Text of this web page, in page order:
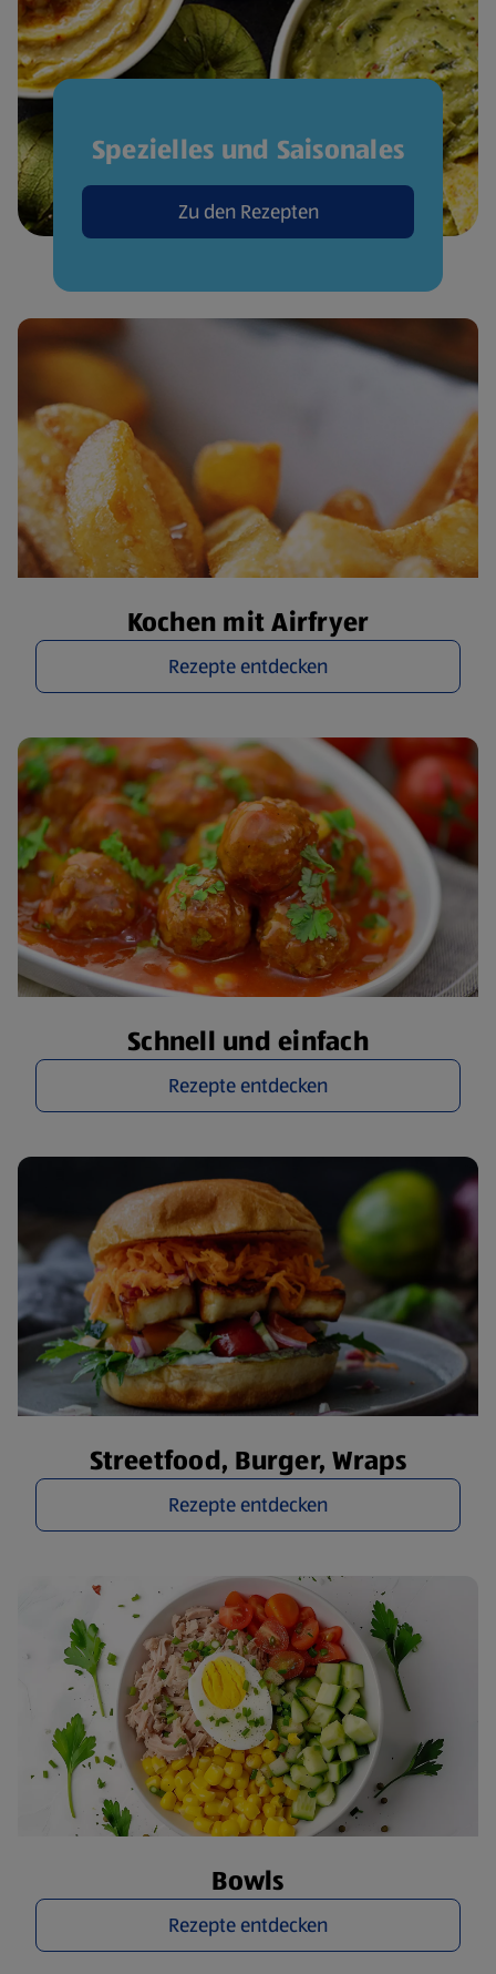
Spezielles und Saisonales
Zu den Rezepten
Kochen mit Airfryer
Rezepte entdecken
Schnell und einfach
Rezepte entdecken
Streetfood, Burger, Wraps
Rezepte entdecken
Bowls
Rezepte entdecken